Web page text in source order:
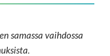
samassa vaihdossa